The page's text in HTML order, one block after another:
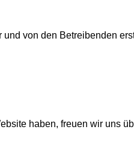
von den Betreibenden
haben, freuen wir uns